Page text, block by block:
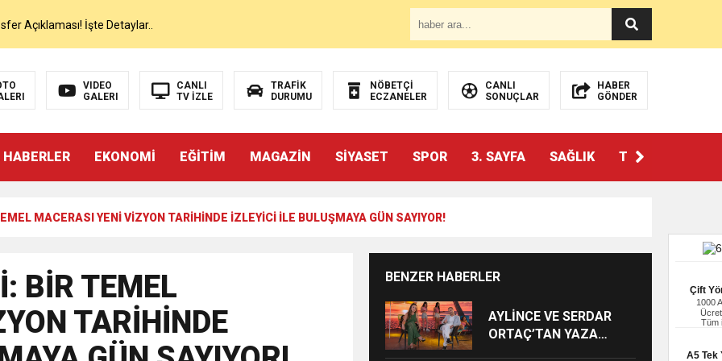
Çift
1000
Tüm
A5 Tek
Açıklaması! İşte Detaylar..
İlk Sözleri!
Yayında Transferi Açıkladı
Resmen KAP’a Bildirdi
Salah Transferini Tamamladı
VIDEO
GALERI
CANLI
TV İZLE
TRAFİK
DURUMU
NÖBETÇİ
ECZANELER
CANLI
SONUÇLAR
HABER
GÖNDER
HABERLER EKONOMİ EĞİTİM MAGAZİN SİYASET SPOR 3. SAYFA SAĞLIK TEKNOLOJİ
MACERASI YENİ VİZYON TARİHİNDE İZLEYİCİ İLE BULUŞMAYA GÜN SAYIYOR!
BİR TEMEL
TARİHİNDE
BENZER HABERLER
AYLİNCE VE SERDAR
ORTAÇ’TAN YAZA